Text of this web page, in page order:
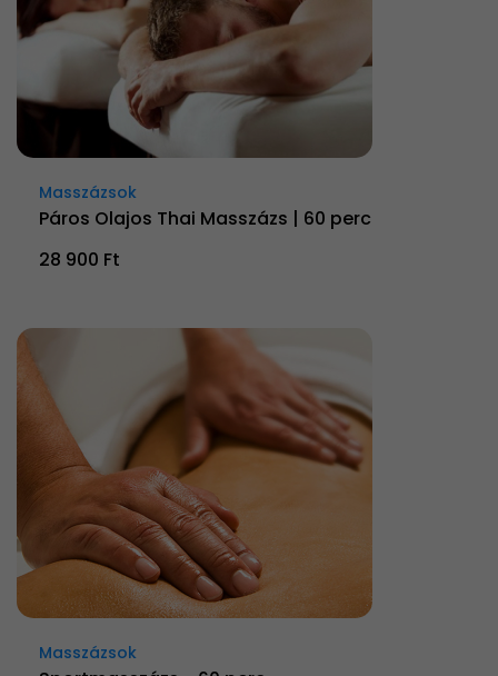
Masszázsok
Páros Olajos Thai Masszázs | 60 perc
28 900 Ft
Masszázsok